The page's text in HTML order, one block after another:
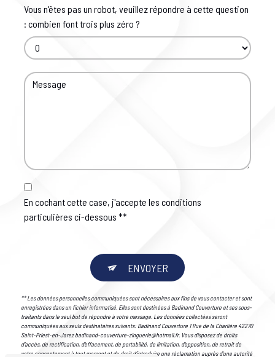
Vous n'êtes pas un robot, veuillez répondre à cette question
: combien font trois plus zéro ?
En cochant cette case, j'accepte les conditions
particulières ci-dessous **
ENVOYER
** Les données personnelles communiquées sont nécessaires aux fins de vous contacter et sont
enregistrées dans un fichier informatisé. Elles sont destinées à Badinand Couverture et ses sous-
traitants dans le seul but de répondre à votre message. Les données collectées seront
communiquées aux seuls destinataires suivants: Badinand Couverture 1 Rue de la Charlière 42270
Saint-Priest-en-Jarez badinand-couverture-zinguerie@hotmail.fr. Vous disposez de droits
d’accès, de rectification, d’effacement, de portabilité, de limitation, d’opposition, de retrait de
votre consentement à tout moment et du droit d’introduire une réclamation auprès d’une autorité